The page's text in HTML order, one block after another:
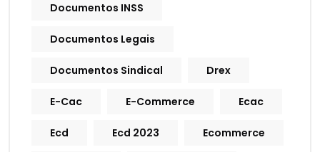
Documentos INSS
Documentos Legais
Documentos Sindical Drex
E-Cac E-Commerce Ecac
Ecd Ecd 2023 Ecommerce